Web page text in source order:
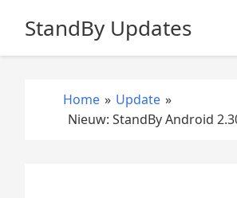
StandBy Updates
Home » Update »
Nieuw: StandBy Android